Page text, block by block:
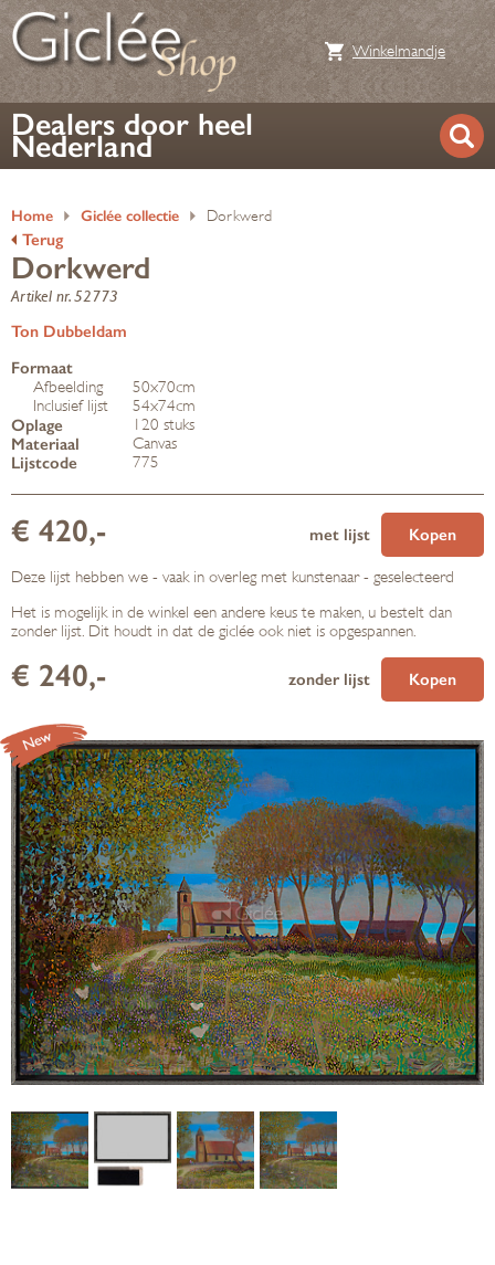
Winkelmandje
Dealers door heel
Nederland
Home Giclée collectie Dorkwerd
Terug
Dorkwerd
Artikel nr. 52773
Ton Dubbeldam
Formaat
Afbeelding
50x70cm
Inclusief lijst
54x74cm
Oplage 120 stuks
Materiaal Canvas
Lijstcode 775
€ 420,- Kopen
met lijst
Deze lijst hebben we - vaak in overleg met kunstenaar - geselecteerd
Het is mogelijk in de winkel een andere keus te maken, u bestelt dan
zonder lijst. Dit houdt in dat de giclée ook niet is opgespannen.
€ 240,- Kopen
zonder lijst